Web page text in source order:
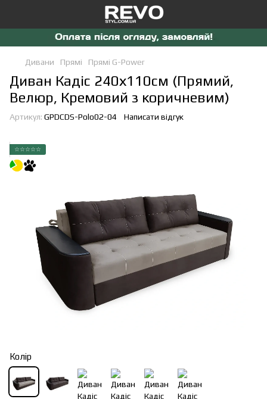
Дивани Прямі Прямі G-Power
Диван Кадіс 240х110см (Прямий,
Велюр, Кремовий з коричневим)
Артикул: GPDCDS-Polo02-04 Написати відгук
☆☆☆☆☆
Колір